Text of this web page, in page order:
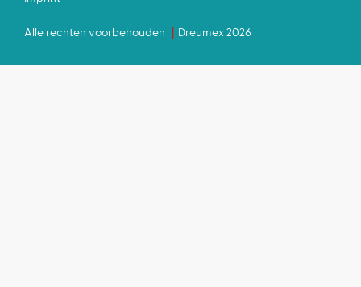
Alle rechten voorbehouden Dreumex 2026